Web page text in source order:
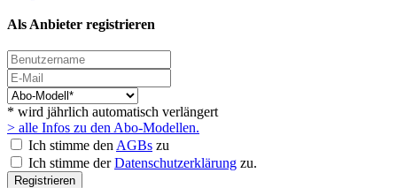
Als Anbieter registrieren
* wird jährlich automatisch verlängert
> alle Infos zu den Abo-Modellen.
Ich stimme den AGBs zu
Ich stimme derDatenschutzerklärung zu.
Registrieren